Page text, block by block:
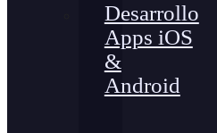
Desarrollo
Apps iOS
&
Android